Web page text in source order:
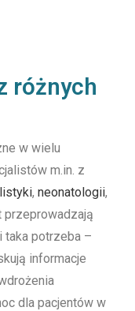
różnych
w wielu
m.in. z
, neonatologii,
taka potrzeba –
informacje
dla pacjentów w